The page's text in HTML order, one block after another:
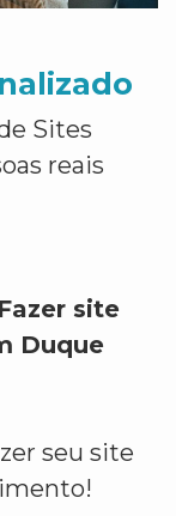
Sites
reais
Fazer site
Duque
seu site